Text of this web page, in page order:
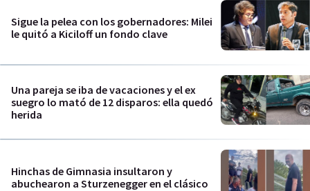
Sigue la pelea con los gobernadores: Milei
le quitó a Kiciloff un fondo clave
Una pareja se iba de vacaciones y el ex
suegro lo mató de 12 disparos: ella quedó
herida
Hinchas de Gimnasia insultaron y
abuchearon a Sturzenegger en el clásico